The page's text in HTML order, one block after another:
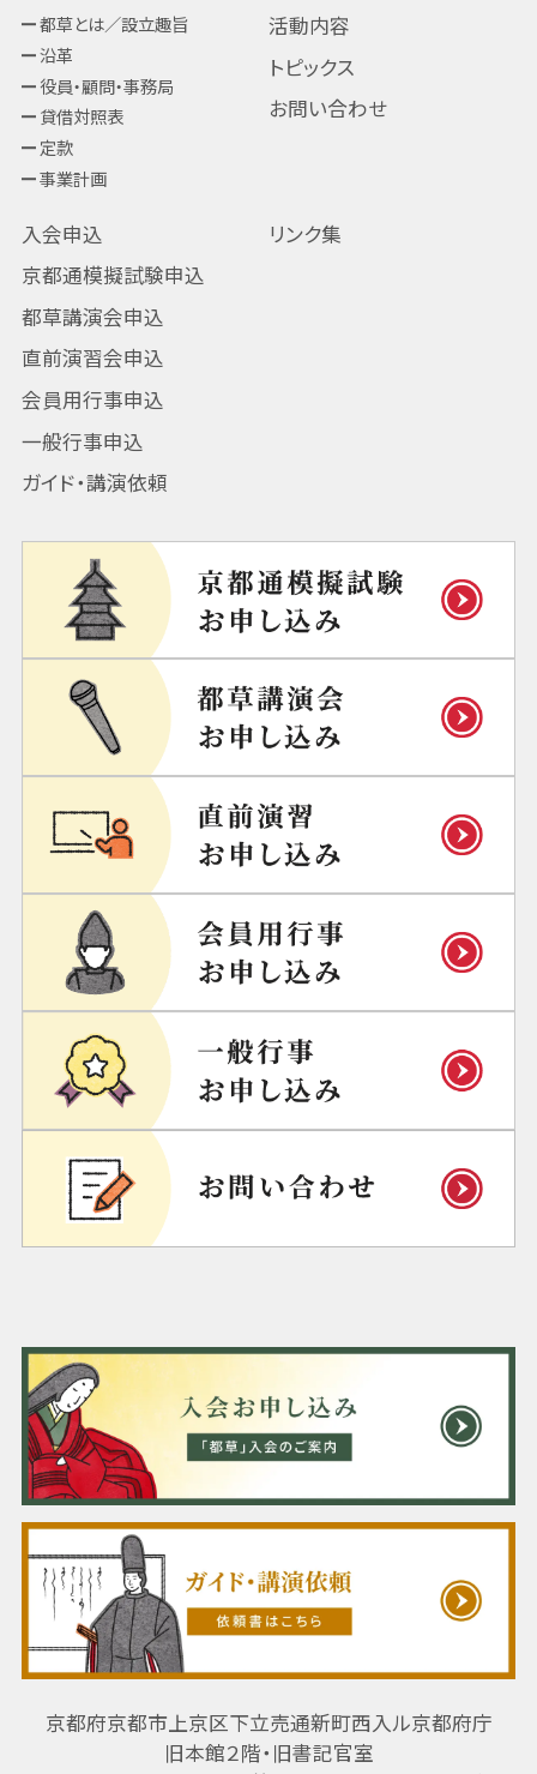
都草とは／設立趣旨
沿革
役員・顧問・事務局
貸借対照表
定款
事業計画
活動内容
トピックス
お問い合わせ
入会申込
京都通模擬試験申込
都草講演会申込
直前演習会申込
会員用行事申込
一般行事申込
ガイド・講演依頼
リンク集
京都府京都市上京区下立売通新町西入ル京都府庁
旧本館２階・旧書記官室